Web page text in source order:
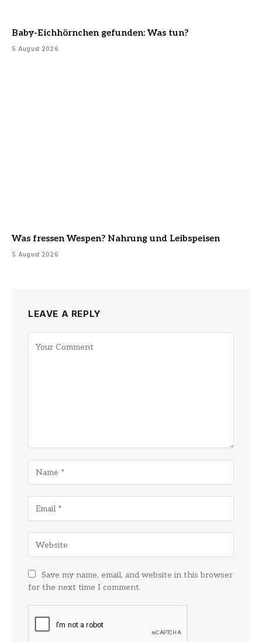
Baby-Eichhörnchen gefunden: Was tun?
5 August 2026
Was fressen Wespen? Nahrung und Leibspeisen
5 August 2026
LEAVE A REPLY
Save my name, email, and website in this browser
for the next time I comment.